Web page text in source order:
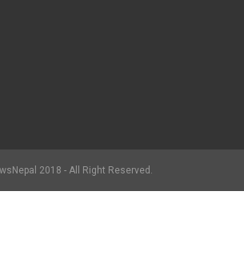
2018 - All Right Reserved.